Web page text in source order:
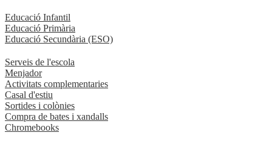
Educació Infantil
Educació Primària
Educació Secundària (ESO)
Serveis de l'escola
Menjador
Activitats complementaries
Casal d'estiu
Sortides i colònies
Compra de bates i xandalls
Chromebooks